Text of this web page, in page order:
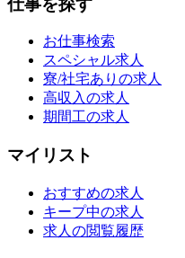
仕事を探す
お仕事検索
スペシャル求人
寮/社宅ありの求人
高収入の求人
期間工の求人
マイリスト
おすすめの求人
キープ中の求人
求人の閲覧履歴